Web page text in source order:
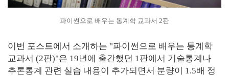
파이썬으로 배우는 통계학 교과서 2판
이번 포스트에서 소개하는 "파이썬으로 배우는 통계학
교과서 (2판)"은 19년에 출간했던 1판에서 기술통계나
추론통계 관련 실습 내용이 추가되면서 분량이 1.5배 정